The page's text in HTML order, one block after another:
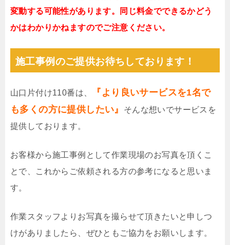
変動する可能性があります。同じ料金でできるかどう
かはわかりかねますのでご注意ください。
施工事例のご提供お待ちしております！
山口片付け110番は、
『より良いサービスを1名で
も多くの方に提供したい』
そんな想いでサービスを
提供しております。
お客様から施工事例として作業現場のお写真を頂くこ
とで、これからご依頼される方の参考になると思いま
す。
作業スタッフよりお写真を撮らせて頂きたいと申しつ
けがありましたら、ぜひともご協力をお願いします。